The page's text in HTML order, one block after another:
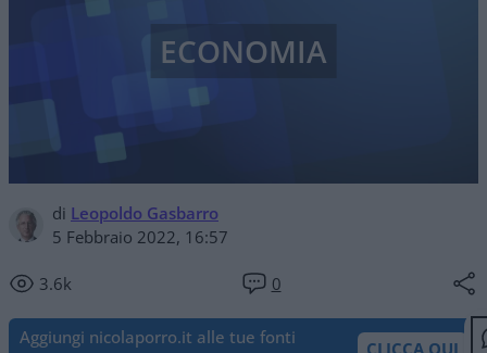
di Leopoldo Gasbarro
5 Febbraio 2022, 16:57
3.6k 0
ECONOMIA
Aggiungi nicolaporro.it alle tue fonti
CLICCA QUI